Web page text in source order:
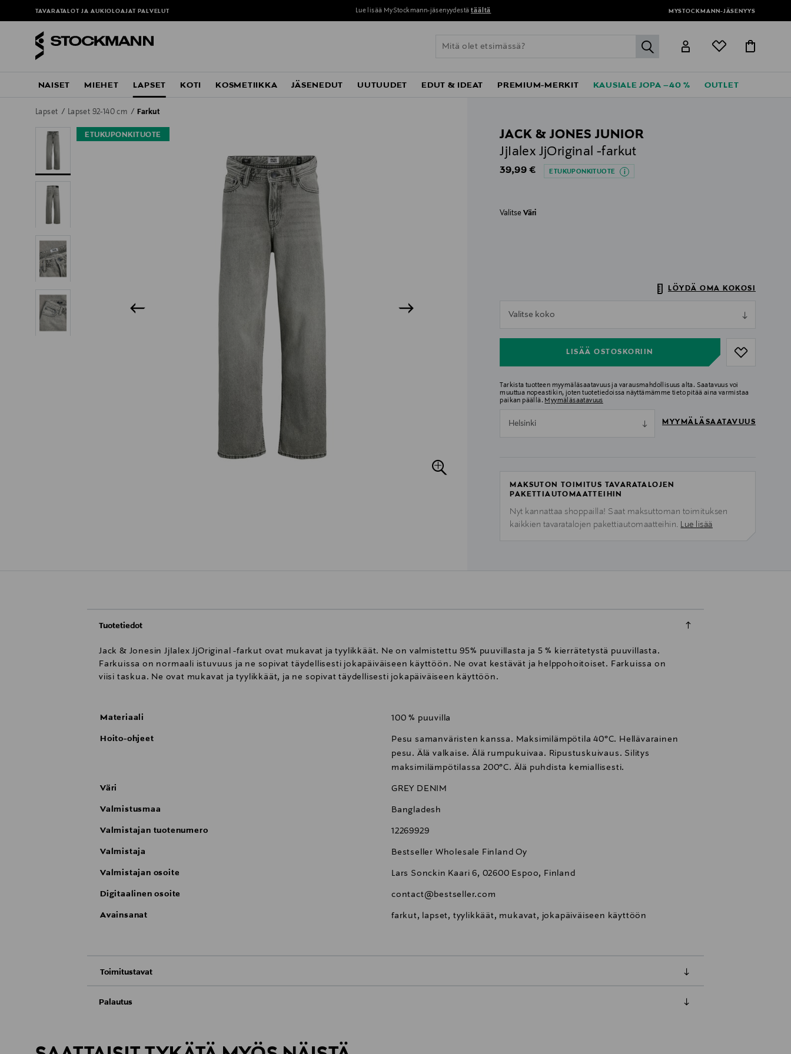
TAVARATALOT JA AUKIOLOAJAT PALVELUT Lue lisää MyStockmann-jäsenyydestä täältä MYSTOCKMANN-JÄSENYYS
label.header.go
NAISET MIEHET LAPSET KOTI KOSMETIIKKA JÄSENEDUT UUTUUDET EDUT & IDEAT PREMIUM-MERKIT KAUSIALE JOPA –40 % OUTLET
Lapset Lapset 92-140 cm Farkut
ETUKUPONKITUOTE
JACK & JONES JUNIOR
JjIalex JjOriginal -farkut
Original Price
39,99 € ETUKUPONKITUOTE
ValitseVäri
LÖYDÄ OMA KOKOSI
Valitse koko
LISÄÄ OSTOSKORIIN
Tarkista tuotteen myymäläsaatavuus ja varausmahdollisuus alta. Saatavuus voi
muuttua nopeastikin, joten tuotetiedoissa näyttämämme tieto pitää aina varmistaa
paikan päällä. Myymäläsaatavuus
Helsinki MYYMÄLÄSAATAVUUS
MAKSUTON TOIMITUS TAVARATALOJEN
PAKETTIAUTOMAATTEIHIN
Nyt kannattaa shoppailla! Saat maksuttoman toimituksen
kaikkien tavaratalojen pakettiautomaatteihin. Lue lisää
Tuotetiedot
Jack & Jonesin JjIalex JjOriginal -farkut ovat mukavat ja tyylikkäät. Ne on valmistettu 95% puuvillasta ja 5 % kierrätetystä puuvillasta.
Farkuissa on normaali istuvuus ja ne sopivat täydellisesti jokapäiväiseen käyttöön. Ne ovat kestävät ja helppohoitoiset. Farkuissa on
viisi taskua. Ne ovat mukavat ja tyylikkäät, ja ne sopivat täydellisesti jokapäiväiseen käyttöön.
Materiaali 100 % puuvilla
Hoito-ohjeet
Pesu samanväristen kanssa. Maksimilämpötila 40°C. Hellävarainen
pesu. Älä valkaise. Älä rumpukuivaa. Ripustuskuivaus. Silitys
maksimilämpötilassa 200°C. Älä puhdista kemiallisesti.
Väri GREY DENIM
Valmistusmaa Bangladesh
Valmistajan tuotenumero 12269929
Valmistaja Bestseller Wholesale Finland Oy
Valmistajan osoite Lars Sonckin Kaari 6, 02600 Espoo, Finland
Digitaalinen osoite contact@bestseller.com
Avainsanat farkut, lapset, tyylikkäät, mukavat, jokapäiväiseen käyttöön
Toimitustavat
Palautus